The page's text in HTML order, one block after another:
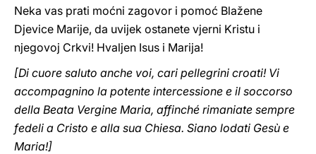
Neka vas prati moćni zagovor i pomoć Blažene
Djevice Marije, da uvijek ostanete vjerni Kristu i
njegovoj Crkvi! Hvaljen Isus i Marija!
[Di cuore saluto anche voi, cari pellegrini croati! Vi
accompagnino la potente intercessione e il soccorso
della Beata Vergine Maria, affinché rimaniate sempre
fedeli a Cristo e alla sua Chiesa. Siano lodati Gesù e
Maria!]